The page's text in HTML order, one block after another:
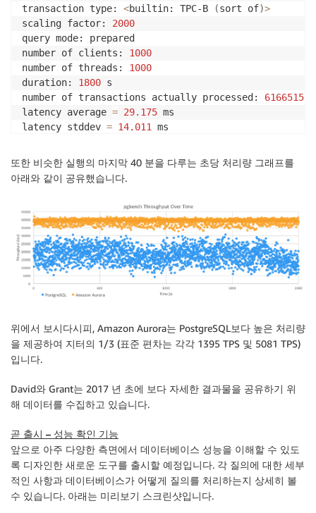
transaction type: <builtin: TPC-B (sort of)>
scaling factor: 2000
query mode: prepared
number of clients: 1000
number of threads: 1000
duration: 1800 s
number of transactions actually processed: 61665153
latency average = 29.175 ms
latency stddev = 14.011
ms
tps
34267.524614 excluding connections
또한 비슷한 실행의 마지막 40 분을 다루는 초당 처리량 그래프를
아래와 같이 공유했습니다.
위에서 보시다시피, Amazon Aurora는 PostgreSQL보다 높은 처리량
을 제공하여 지터의 1/3 (표준 편차는 각각 1395 TPS 및 5081 TPS)
입니다.
David와 Grant는 2017 년 초에 보다 자세한 결과물을 공유하기 위
해 데이터를 수집하고 있습니다.
곧 출시 – 성능 확인 기능
앞으로 아주 다양한 측면에서 데이터베이스 성능을 이해할 수 있도
록 디자인한 새로운 도구를 출시할 예정입니다. 각 질의에 대한 세부
적인 사항과 데이터베이스가 어떻게 질의를 처리하는지 상세히 볼
수 있습니다. 아래는 미리보기 스크린샷입니다.